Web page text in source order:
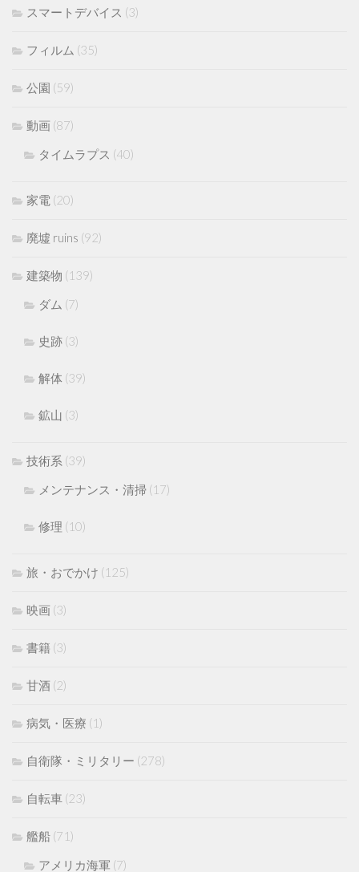
スマートデバイス (3)
フィルム (35)
公園 (59)
動画 (87)
タイムラプス (40)
家電 (20)
廃墟 ruins (92)
建築物 (139)
ダム (7)
史跡 (3)
解体 (39)
鉱山 (3)
技術系 (39)
メンテナンス・清掃 (17)
修理 (10)
旅・おでかけ (125)
映画 (3)
書籍 (3)
甘酒 (2)
病気・医療 (1)
自衛隊・ミリタリー (278)
自転車 (23)
艦船 (71)
アメリカ海軍 (7)